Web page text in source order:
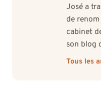
José a
de
cabinet
son blog
Tous les